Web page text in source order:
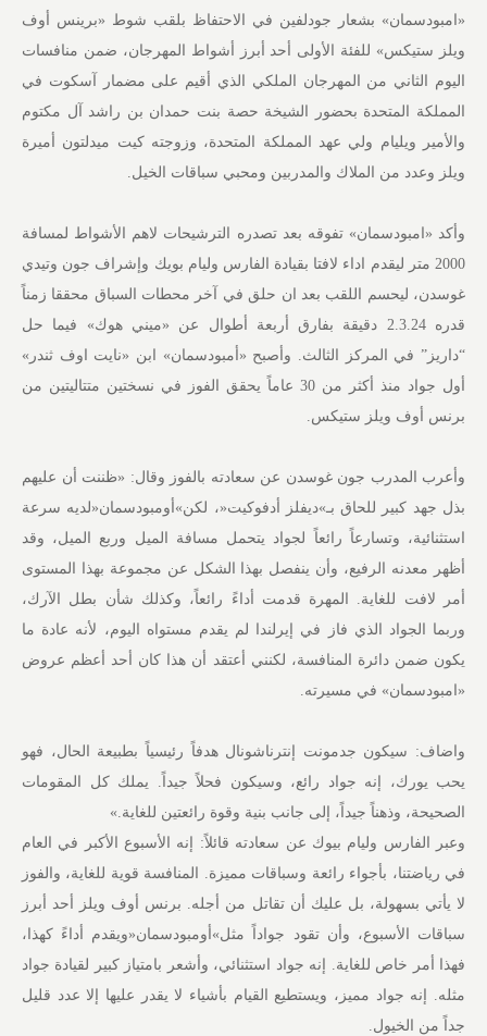
«امبودسمان» بشعار جودلفين في الاحتفاظ بلقب شوط «برينس أوف
ويلز ستيكس» للفئة الأولى أحد أبرز أشواط المهرجان، ضمن منافسات
اليوم الثاني من المهرجان الملكي الذي أقيم على مضمار آسكوت في
المملكة المتحدة بحضور الشيخة حصة بنت حمدان بن راشد آل مكتوم
والأمير ويليام ولي عهد المملكة المتحدة، وزوجته كيت ميدلتون أميرة
ويلز وعدد من الملاك والمدربين ومحبي سباقات الخيل.
وأكد «امبودسمان» تفوقه بعد تصدره الترشيحات لاهم الأشواط لمسافة
2000 متر ليقدم اداء لافتا بقيادة الفارس وليام بويك وإشراف جون وتيدي
غوسدن، ليحسم اللقب بعد ان حلق في آخر محطات السباق محققا زمناً
قدره 2.3.24 دقيقة بفارق أربعة أطوال عن «ميني هوك» فيما حل
“داريز” في المركز الثالث. وأصبح «أمبودسمان» ابن «نايت اوف ثندر»
أول جواد منذ أكثر من 30 عاماً يحقق الفوز في نسختين متتاليتين من
برنس أوف ويلز ستيكس.
وأعرب المدرب جون غوسدن عن سعادته بالفوز وقال: «ظننت أن عليهم
بذل جهد كبير للحاق بـ»ديفلز أدفوكيت«، لكن»أومبودسمان«لديه سرعة
استثنائية، وتسارعاً رائعاً لجواد يتحمل مسافة الميل وربع الميل، وقد
أظهر معدنه الرفيع، وأن ينفصل بهذا الشكل عن مجموعة بهذا المستوى
أمر لافت للغاية. المهرة قدمت أداءً رائعاً، وكذلك شأن بطل الآرك،
وربما الجواد الذي فاز في إيرلندا لم يقدم مستواه اليوم، لأنه عادة ما
يكون ضمن دائرة المنافسة، لكنني أعتقد أن هذا كان أحد أعظم عروض
«امبودسمان» في مسيرته.
واضاف: سيكون جدمونت إنترناشونال هدفاً رئيسياً بطبيعة الحال، فهو
يحب يورك، إنه جواد رائع، وسيكون فحلاً جيداً. يملك كل المقومات
الصحيحة، وذهناً جيداً، إلى جانب بنية وقوة رائعتين للغاية.»
وعبر الفارس وليام بيوك عن سعادته قائلاً: إنه الأسبوع الأكبر في العام
في رياضتنا، بأجواء رائعة وسباقات مميزة. المنافسة قوية للغاية، والفوز
لا يأتي بسهولة، بل عليك أن تقاتل من أجله. برنس أوف ويلز أحد أبرز
سباقات الأسبوع، وأن تقود جواداً مثل»أومبودسمان«ويقدم أداءً كهذا،
فهذا أمر خاص للغاية. إنه جواد استثنائي، وأشعر بامتياز كبير لقيادة جواد
مثله. إنه جواد مميز، ويستطيع القيام بأشياء لا يقدر عليها إلا عدد قليل
جداً من الخيول.